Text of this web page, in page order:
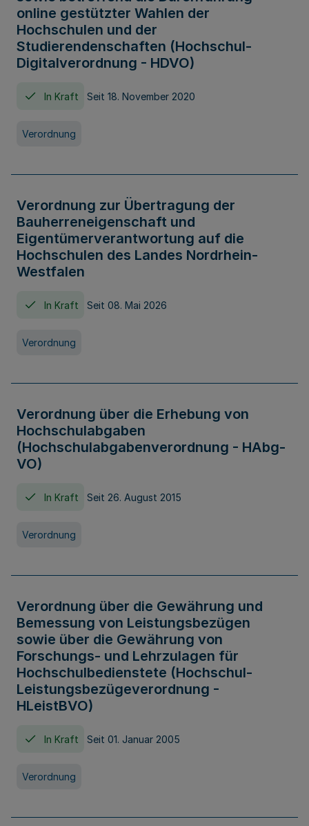
online gestützter Wahlen der
Hochschulen und der
Studierendenschaften (Hochschul-
Digitalverordnung - HDVO)
In Kraft Seit 18. November 2020
Verordnung
Verordnung zur Übertragung der
Bauherreneigenschaft und
Eigentümerverantwortung auf die
Hochschulen des Landes Nordrhein-
Westfalen
In Kraft Seit 08. Mai 2026
Verordnung
Verordnung über die Erhebung von
Hochschulabgaben
(Hochschulabgabenverordnung - HAbg-
VO)
In Kraft Seit 26. August 2015
Verordnung
Verordnung über die Gewährung und
Bemessung von Leistungsbezügen
sowie über die Gewährung von
Forschungs- und Lehrzulagen für
Hochschulbedienstete (Hochschul-
Leistungsbezügeverordnung -
HLeistBVO)
In Kraft Seit 01. Januar 2005
Verordnung